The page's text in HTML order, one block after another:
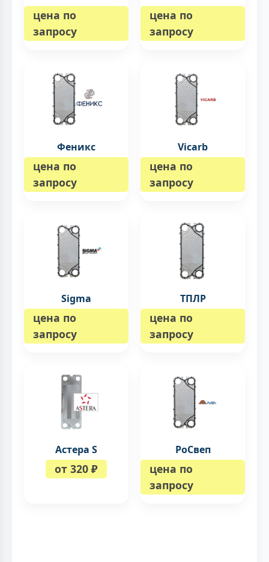
цена по
запросу
цена по
запросу
Феникс
цена по
запросу
Vicarb
цена по
запросу
Sigma
цена по
запросу
ТПЛР
цена по
запросу
Астера S
от 320 ₽
РоСвеп
цена по
запросу